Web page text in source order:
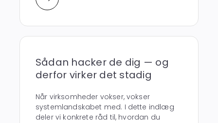
Sådan hacker de dig — og
derfor virker det stadig
Når virksomheder vokser, vokser
systemlandskabet med. I dette indlæg
deler vi konkrete råd til, hvordan du